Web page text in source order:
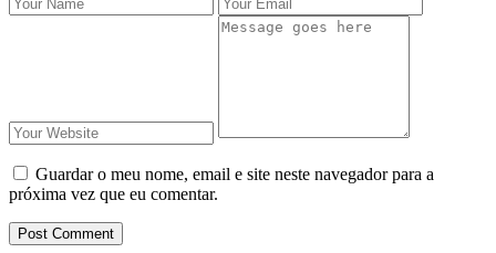
Guardar o meu nome, email e site neste navegador para a
próxima vez que eu comentar.
Post Comment